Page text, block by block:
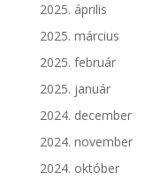
2025. április
2025. március
2025. február
2025. január
2024. december
2024. november
2024. október